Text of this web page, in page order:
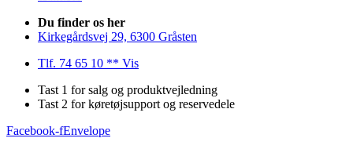
Du finder os her
Kirkegårdsvej 29, 6300 Gråsten
Tlf. 74 65 10 ** Vis
Tast 1 for salg og produktvejledning
Tast 2 for køretøjsupport og reservedele
Facebook-fEnvelope